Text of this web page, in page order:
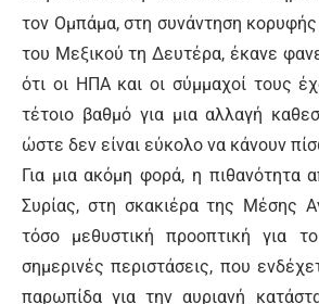
τον Ομπάμα, στη συνάντηση
του Μεξικού τη Δευτέρα, έκανε
ότι οι ΗΠΑ και οι σύμμαχοί τους
τέτοιο βαθμό για μια αλλαγή
ώστε δεν είναι εύκολο να κάνουν
Για μια ακόμη φορά, η πιθανότητα
Συρίας, στη σκακιέρα της Μέσης
τόσο μεθυστική προοπτική για
σημερινές περιστάσεις, που
παρωπίδα για την αυριανή